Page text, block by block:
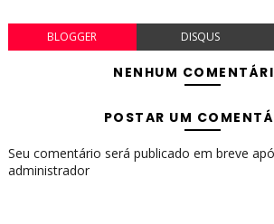
BLOGGER DISQUS
NENHUM
POSTAR UM
Seu comentário será publicado em breve
administrador